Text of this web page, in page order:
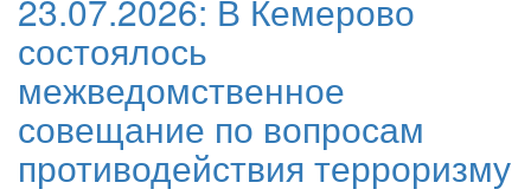
23.07.2026: В Кемерово
состоялось
межведомственное
совещание по вопросам
противодействия терроризму